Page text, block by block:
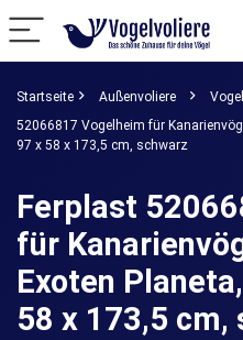
Startseite Außenvoliere
52066817 Vogelheim für
97 x 58 x 173,5 cm, schwarz
Ferplast
für
Exoten
58 x 173,5 cm,